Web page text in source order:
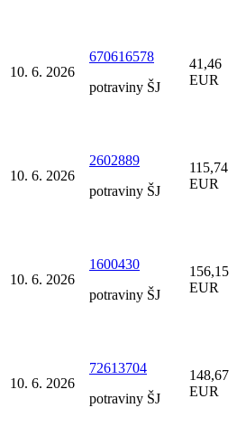
10. 6. 2026
670616578
potraviny ŠJ
41,46
EUR
10. 6. 2026
2602889
potraviny ŠJ
115,74
EUR
10. 6. 2026
1600430
potraviny ŠJ
156,15
EUR
10. 6. 2026
72613704
potraviny ŠJ
148,67
EUR